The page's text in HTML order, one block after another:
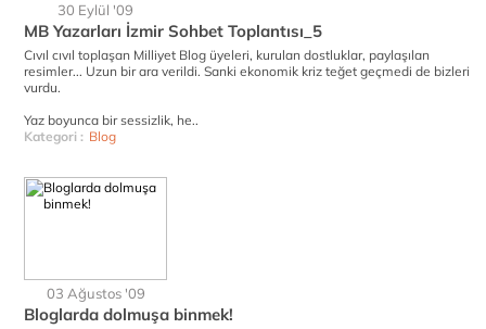
30 Eylül '09
MB Yazarları İzmir Sohbet Toplantısı_5
Cıvıl cıvıl toplaşan Milliyet Blog üyeleri, kurulan dostluklar, paylaşılan
resimler... Uzun bir ara verildi. Sanki ekonomik kriz teğet geçmedi de bizleri
vurdu.
Yaz boyunca bir sessizlik, he..
Kategori : Blog
03 Ağustos '09
Bloglarda dolmuşa binmek!